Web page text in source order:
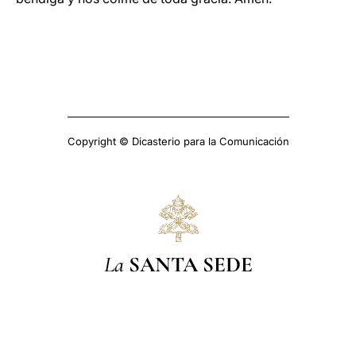
Copyright © Dicasterio para la Comunicación
La SANTA SEDE